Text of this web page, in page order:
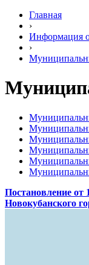
Главная
›
Информация о
›
Постановление от
Новокубанского